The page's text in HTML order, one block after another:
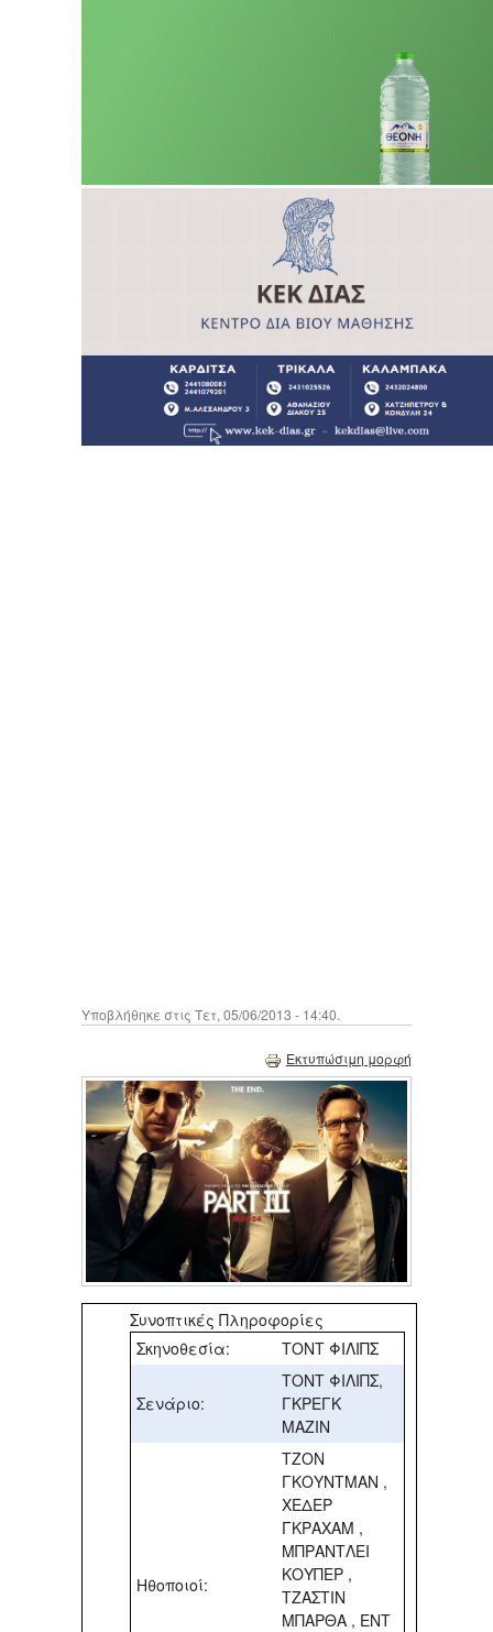
Υποβλήθηκε στις Τετ, 05/06/2013 - 14:40.
Εκτυπώσιμη μορφή
Συνοπτικές Πληροφορίες
Σκηνοθεσία:
ΤΟΝΤ ΦΙΛΙΠΣ
Σενάριο:
ΤΟΝΤ ΦΙΛΙΠΣ,
ΓΚΡΕΓΚ
ΜΑΖΙΝ
Ηθοποιοί:
ΤΖΟΝ
ΓΚΟΥΝΤΜΑΝ ,
ΧΕΔΕΡ
ΓΚΡΑΧΑΜ ,
ΜΠΡΑΝΤΛΕΙ
ΚΟΥΠΕΡ ,
ΤΖΑΣΤΙΝ
ΜΠΑΡΘΑ , ΕΝΤ